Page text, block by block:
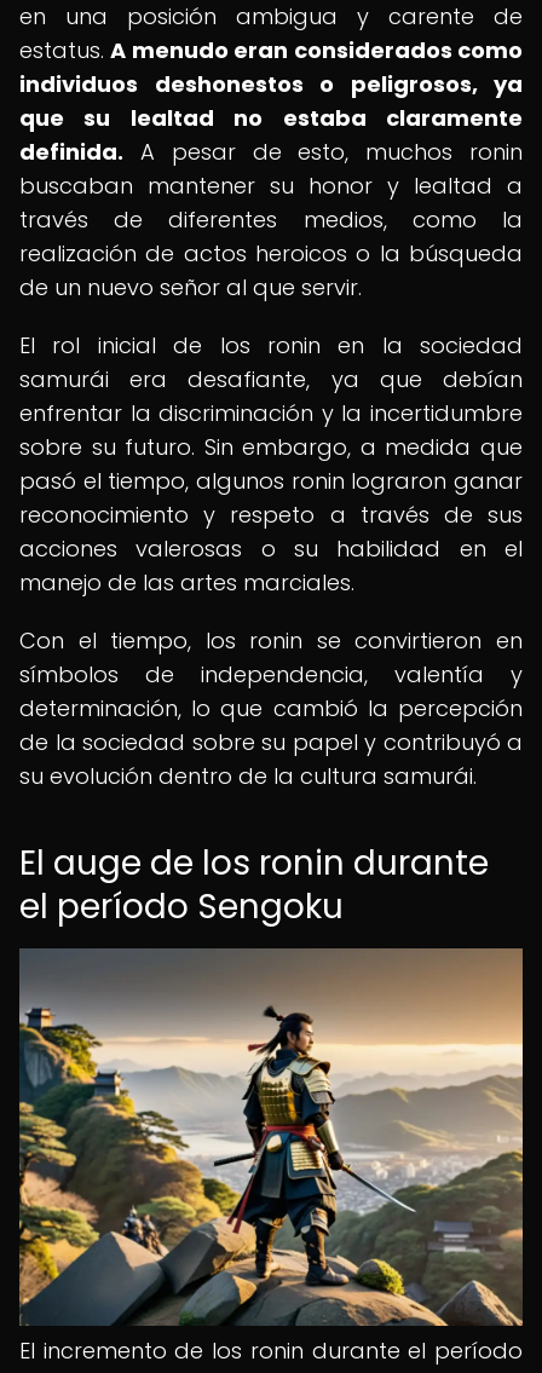
en una posición ambigua y carente de
estatus.A menudo eran considerados como
individuos deshonestos o peligrosos, ya
que su lealtad no estaba claramente
definida. A pesar de esto, muchos ronin
buscaban mantener su honor y lealtad a
través de diferentes medios, como la
realización de actos heroicos o la búsqueda
de un nuevo señor al que servir.
El rol inicial de los ronin en la sociedad
samurái era desafiante, ya que debían
enfrentar la discriminación y la incertidumbre
sobre su futuro. Sin embargo, a medida que
pasó el tiempo, algunos ronin lograron ganar
reconocimiento y respeto a través de sus
acciones valerosas o su habilidad en el
manejo de las artes marciales.
Con el tiempo, los ronin se convirtieron en
símbolos de independencia, valentía y
determinación, lo que cambió la percepción
de la sociedad sobre su papel y contribuyó a
su evolución dentro de la cultura samurái.
El auge de los ronin durante
el período Sengoku
El incremento de los ronin durante el período